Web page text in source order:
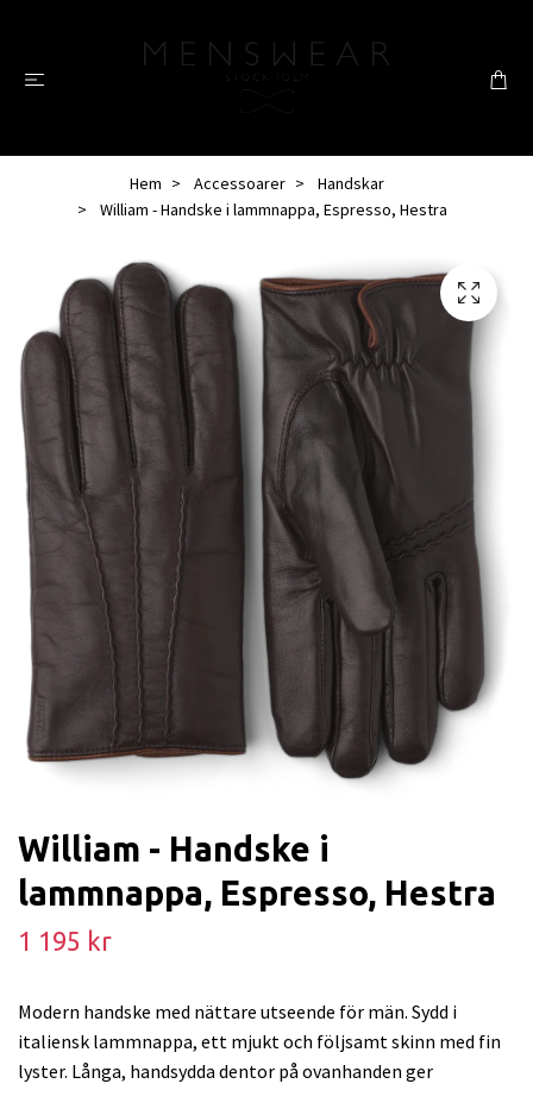
Hem Accessoarer
Handskar
William - Handske i lammnappa, Espresso, Hestra
William - Handske i
lammnappa, Espresso, Hestra
1 195 kr
Modern handske med nättare utseende för män. Sydd i
italiensk lammnappa, ett mjukt och följsamt skinn med fin
lyster. Långa, handsydda dentor på ovanhanden ger